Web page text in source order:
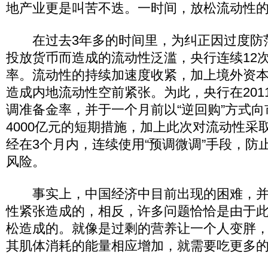
地产业更是叫苦不迭。一时间，放松流动性
在过去3年多的时间里，为纠正因过度防
投放货币而造成的流动性泛滥，央行连续12
率。流动性的持续加速度收紧，加上境外资
造成内地流动性空前紧张。为此，央行在
调准备金率，并于一个月前以“逆回购”方式
4000亿元的短期措施，加上此次对流动性采
经在3个月内，连续使用“预调微调”手段，防
风险。
事实上，中国经济中目前出现的困难，
性紧张造成的，相反，许多问题恰恰是由于
松造成的。就像是过剩的营养让一个人变胖
其肌体消耗的能量相应增加，就需要吃更多